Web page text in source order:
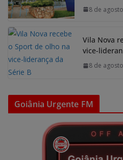
8 de
Vila Nova
vice-
8 de
Goiânia Urgente FM